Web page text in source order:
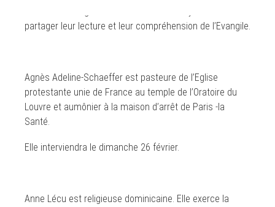
partager leur lecture et leur compréhension de l’Evangile.
Agnès Adeline-Schaeffer est pasteure de l’Eglise
protestante unie de France au temple de l’Oratoire du
Louvre et aumônier à la maison d’arrêt de Paris -la
Santé.
Elle interviendra le dimanche 26 février.
Anne Lécu est religieuse dominicaine. Elle exerce la